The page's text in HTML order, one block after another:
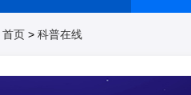
首页 > 科普在线